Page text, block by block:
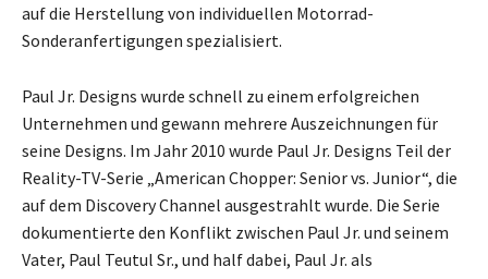
auf die Herstellung von individuellen Motorrad-
Sonderanfertigungen spezialisiert.
Paul Jr. Designs wurde schnell zu einem erfolgreichen
Unternehmen und gewann mehrere Auszeichnungen für
seine Designs. Im Jahr 2010 wurde Paul Jr. Designs Teil der
Reality-TV-Serie „American Chopper: Senior vs. Junior“, die
auf dem Discovery Channel ausgestrahlt wurde. Die Serie
dokumentierte den Konflikt zwischen Paul Jr. und seinem
Vater, Paul Teutul Sr., und half dabei, Paul Jr. als